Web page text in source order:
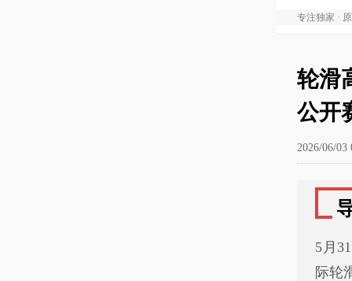
专注独家 ·
轮滑
公开
2026/06/03
5月
际轮